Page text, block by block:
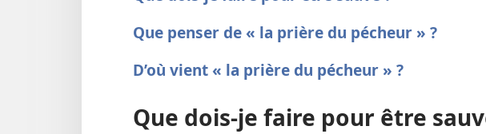
Que penser de « la prière du pécheur » ?
D’où vient « la prière du pécheur » ?
Que dois-je faire pour être